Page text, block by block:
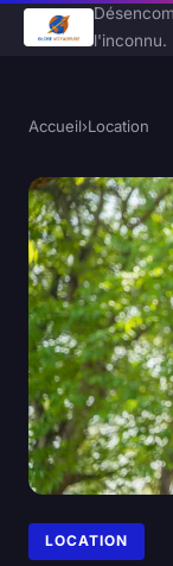
l'inconnu.
Accueil›Location
LOCATION